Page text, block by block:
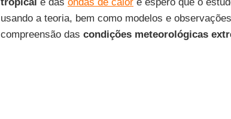
usando a teoria, bem como modelos e
compreensão das condições meteorológicas